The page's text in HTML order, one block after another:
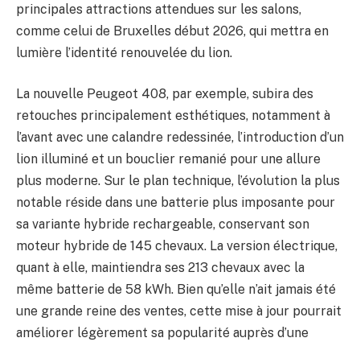
principales attractions attendues sur les salons,
comme celui de Bruxelles début 2026, qui mettra en
lumière l’identité renouvelée du lion.
La nouvelle Peugeot 408, par exemple, subira des
retouches principalement esthétiques, notamment à
l’avant avec une calandre redessinée, l’introduction d’un
lion illuminé et un bouclier remanié pour une allure
plus moderne. Sur le plan technique, l’évolution la plus
notable réside dans une batterie plus imposante pour
sa variante hybride rechargeable, conservant son
moteur hybride de 145 chevaux. La version électrique,
quant à elle, maintiendra ses 213 chevaux avec la
même batterie de 58 kWh. Bien qu’elle n’ait jamais été
une grande reine des ventes, cette mise à jour pourrait
améliorer légèrement sa popularité auprès d’une